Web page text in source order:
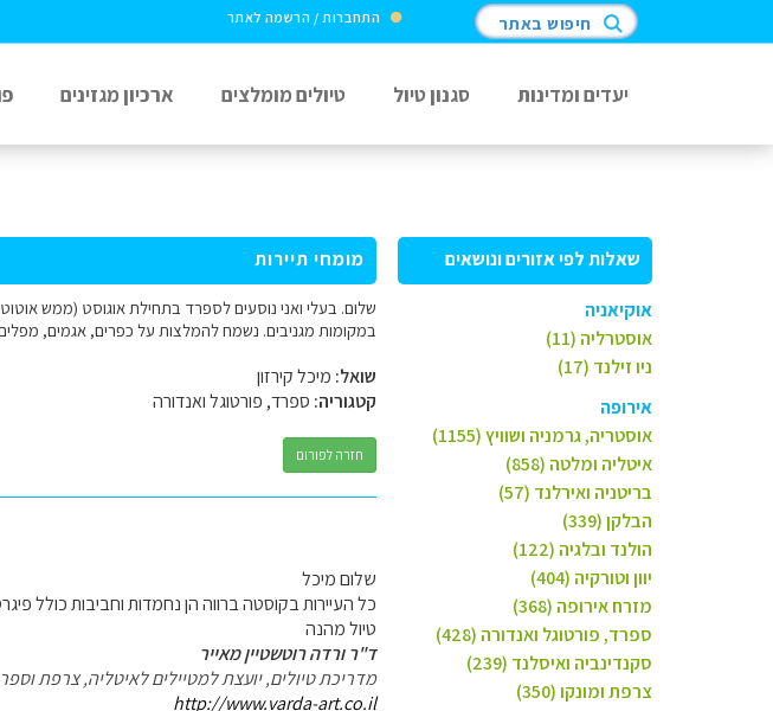
התחברות / הרשמה לאתר חיפוש באתר
יעדים ומדינות סגנון טיול טיולים מומלצים ארכיון מגזינים
שאלות לפי אזורים ונושאים
אוקיאניה
אוסטרליה (11)
ניו זילנד (17)
אירופה
אוסטריה, גרמניה ושוויץ (1155)
איטליה ומלטה (858)
בריטניה ואירלנד (57)
הבלקן (339)
הולנד ובלגיה (122)
יוון וטורקיה (404)
מזרח אירופה (368)
ספרד, פורטוגל ואנדורה (428)
סקנדינביה ואיסלנד (239)
צרפת ומונקו (350)
מומחי תיירות
שלום. בעלי ואני נוסעים לספרד בתחילת אוגוסט (ממש
במקומות מגניבים. נשמח להמלצות על כפרים, אגמים, מפלים וכו'.. יש לנו בערך 3 ימים בין
שואל: מיכל קירזון
קטגוריה: ספרד, פורטוגל ואנדורה
חזרה לפורום
שלום מיכל
כל העיירות בקוסטה ברווה הן נחמדות וחביבות כולל
טיול מהנה
ד"ר ורדה רוטשטיין מאייר
מדריכת טיולים, יועצת למטיילים לאיטליה, צרפת
http://www.varda-art.co.il